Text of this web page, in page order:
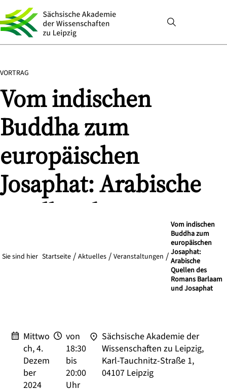
VORTRAG
Vom indischen
Buddha zum
europäischen
Josaphat: Arabische
Quellen des Romans
Barlaam und Josaphat
Sie sind hier Startseite Aktuelles Veranstaltungen
Vom indischen
Buddha zum
europäischen
Josaphat:
Arabische
Quellen des
Romans Barlaam
und Josaphat
Mittwo
ch, 4.
Dezem
ber
2024
von
18:30
bis
20:00
Uhr
Sächsische Akademie der
Wissenschaften zu Leipzig,
Karl-Tauchnitz-Straße 1,
04107 Leipzig